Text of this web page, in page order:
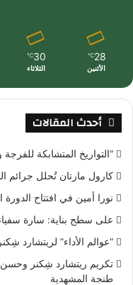
28
℃
الأثنين
30
℃
الثلاثاء
أحدث المقالات
“التواريخ المتشابكة
كارول مارتان تُحلل جرائم
نورا أمين في افتتاح
على سطح بناية: سارة
“عوالم الأداء” لريتشارد شِكنر
تكريم ريتشارد شِكنر
طنجة المشهدية